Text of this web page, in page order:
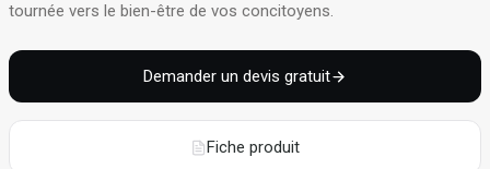
tournée vers le bien-être de vos concitoyens.
Demander un devis gratuit
Fiche produit